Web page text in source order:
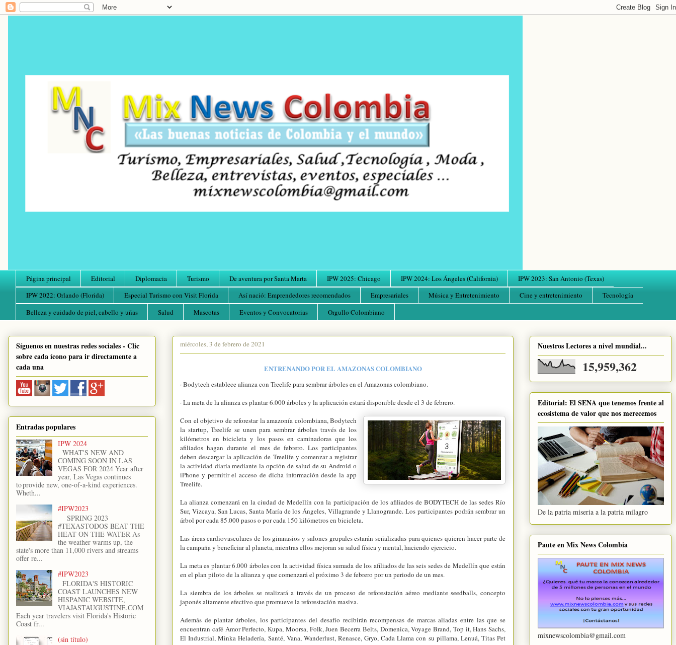
Página principal Editorial Diplomacia Turismo De aventura por Santa Marta IPW 2025: Chicago IPW 2024: Los Ángeles (California)
IPW 2023: San Antonio (Texas)
IPW 2022: Orlando (Florida)
Especial Turismo con Visit Florida Así nació: Emprendedores recomendados Empresariales Música y Entretenimiento Cine y entretenimiento
Tecnología
Belleza y cuidado de piel, cabello y uñas
Salud Mascotas Eventos y Convocatorias Orgullo Colombiano
miércoles, 3 de febrero de 2021
ENTRENANDO POR EL AMAZONAS COLOMBIANO
· Bodytech establece alianza con Treelife para sembrar árboles en el Amazonas colombiano.
· La meta de la alianza es plantar 6.000 árboles y la aplicación estará disponible desde el 3 de febrero.
Con el objetivo de reforestar la amazonía colombiana, Bodytech
la startup, Treelife se unen para sembrar árboles través de los
kilómetros en bicicleta y los pasos en caminadoras que los
afiliados hagan durante el mes de febrero. Los participantes
deben descargar la aplicación de Treelife y comenzar a registrar
la actividad diaria mediante la opción de salud de su Android o
iPhone y permitir el acceso de dicha información desde la app
Treelife.
La alianza comenzará en la ciudad de Medellín con la participación de los afiliados de BODYTECH de las sedes Río
Sur, Vizcaya, San Lucas, Santa María de los Ángeles, Villagrande y Llanogrande. Los participantes podrán sembrar un
árbol por cada 85.000 pasos o por cada 150 kilómetros en bicicleta.
Las áreas cardiovasculares de los gimnasios y salones grupales estarán señalizadas para quienes quieren hacer parte de
la campaña y beneficiar al planeta, mientras ellos mejoran su salud física y mental, haciendo ejercicio.
La meta es plantar 6.000 árboles con la actividad física sumada de los afiliados de las seis sedes de Medellín que están
en el plan piloto de la alianza y que comenzará el próximo 3 de febrero por un periodo de un mes.
La siembra de los árboles se realizará a través de un proceso de reforestación aéreo mediante seedballs, concepto
japonés altamente efectivo que promueve la reforestación masiva.
Además de plantar árboles, los participantes del desafío recibirán recompensas de marcas aliadas entre las que se
encuentran café Amor Perfecto, Kupa, Moorsa, Folk, Juen Becerra Belts, Domenica, Voyage Brand, Top it, Hans Sachs,
El Industrial, Minka Heladería, Santé, Vana, Wanderlust, Renasce, Gryo, Cada Llama con su pillama, Lenuá, Titas Pet
Síguenos en nuestras redes sociales - Clic
sobre cada ícono para ir directamente a
cada una
Entradas populares
IPW 2024
WHAT'S NEW AND
COMING SOON IN LAS
VEGAS FOR 2024 Year after
year, Las Vegas continues
to provide new, one-of-a-kind experiences.
Wheth...
#IPW2023
SPRING 2023
#TEXASTODOS BEAT THE
HEAT ON THE WATER As
the weather warms up, the
state's more than 11,000 rivers and streams
offer re...
#IPW2023
FLORIDA'S HISTORIC
COAST LAUNCHES NEW
HISPANIC WEBSITE,
VIAJASTAUGUSTINE.COM
Each year travelers visit Florida's Historic
Coast fr...
(sin título)
Nuestros Lectores a nivel mundial...
15,959,362
Editorial: El SENA que tenemos frente al
ecosistema de valor que nos merecemos
De la patria miseria a la patria milagro
Paute en Mix News Colombia
mixnewscolombia@gmail.com